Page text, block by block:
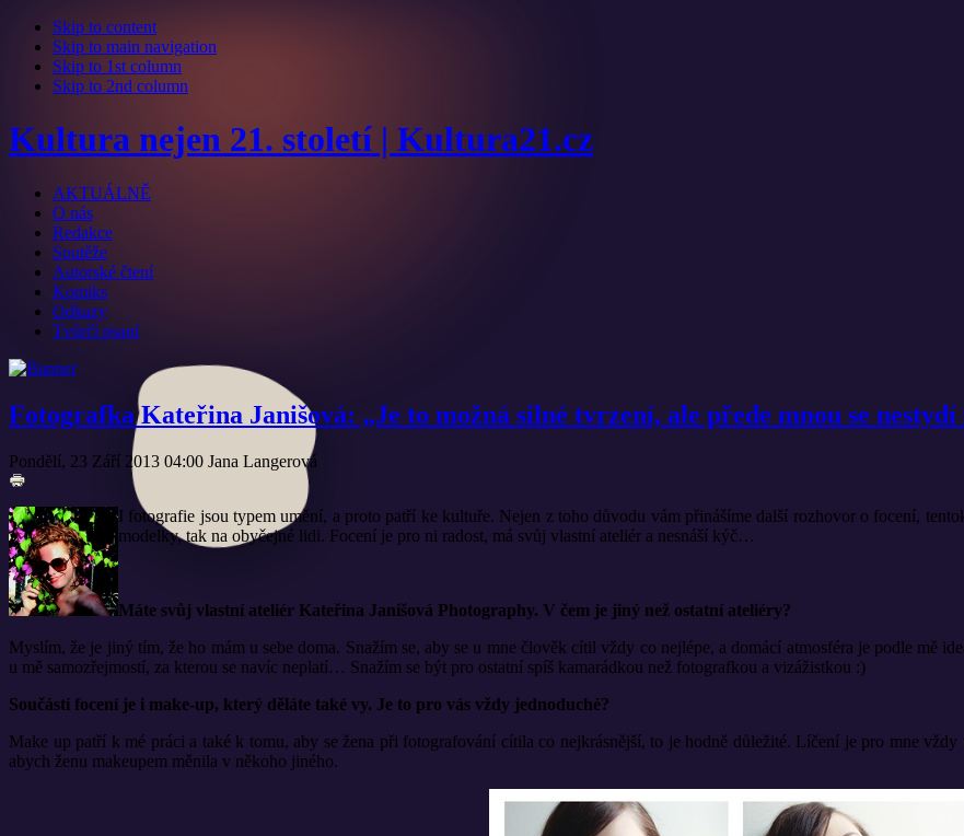
Skip to content
Skip to main navigation
Skip to 1st column
Skip to 2nd column
Kultura nejen 21. století | Kultura21.cz
AKTUÁLNĚ
O nás
Redakce
Soutěže
Autorské čtení
Komiks
Odkazy
Tvůrčí psaní
Fotografka Kateřina Janišová: „Je to možná silné tvrzení, ale přede mnou se
Pondělí, 23 Září 2013 04:00 Jana Langerová
I fotografie jsou typem umění, a proto patří ke kultuře. Nejen z toho důvodu vám přinášíme další rozhovor o focení,
modelky, tak na obyčejné lidi. Focení je pro ni radost, má svůj vlastní ateliér a nesnáší kýč…
Máte svůj vlastní ateliér Kateřina Janišová Photography. V čem je jiný než ostatní ateliéry?
Myslím, že je jiný tím, že ho mám u sebe doma. Snažím se, aby se u mne člověk cítil vždy co nejlépe, a domácí atmosféra je podle mě
u mě samozřejmostí, za kterou se navíc neplatí… Snažím se být pro ostatní spíš kamarádkou než fotografkou a vizážistkou :)
Součástí focení je i make-up, který děláte také vy. Je to pro vás vždy jednoduché?
Make up patří k mé práci a také k tomu, aby se žena při fotografování cítila co nejkrásnější, to je hodně důležité. Líčení je pro mne
abych ženu makeupem měnila v někoho jiného.